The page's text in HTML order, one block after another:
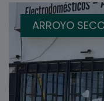
ARROYO